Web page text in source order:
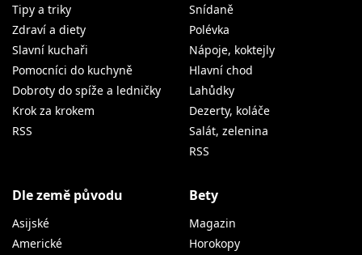
Tipy a triky
Zdraví a diety
Slavní kuchaři
Pomocníci do kuchyně
Dobroty do spíže a ledničky
Krok za krokem
RSS
Snídaně
Polévka
Nápoje, koktejly
Hlavní chod
Lahůdky
Dezerty, koláče
Salát, zelenina
RSS
Dle země původu
Asijské
Americké
Bety
Magazin
Horokopy